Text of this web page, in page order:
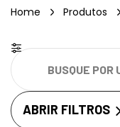
Home Produtos
ABRIR FILTROS